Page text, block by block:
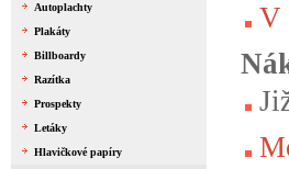
V
Autoplachty
Plakáty
Billboardy
Razítka
Prospekty
Letáky
Hlavičkové papíry